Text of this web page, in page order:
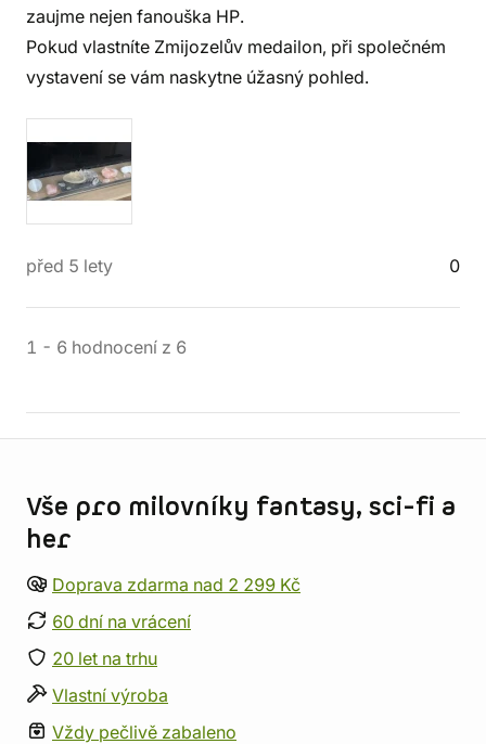
zaujme nejen fanouška HP.
Pokud vlastníte Zmijozelův medailon, při společném
vystavení se vám naskytne úžasný pohled.
před 5 lety 0
1 - 6 hodnocení z 6
Vše pro milovníky fantasy, sci-fi a
her
Doprava zdarma nad 2 299 Kč
60 dní na vrácení
20 let na trhu
Vlastní výroba
Vždy pečlivě zabaleno